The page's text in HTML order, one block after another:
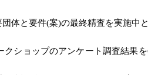
と要件(案)の最終精査を実施中と
ョップのアンケート調査結果を